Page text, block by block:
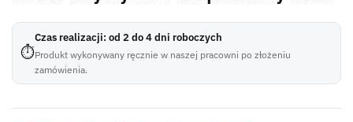
⏱
Czas realizacji: od 2 do 4 dni roboczych
Produkt wykonywany ręcznie w naszej pracowni po złożeniu
zamówienia.